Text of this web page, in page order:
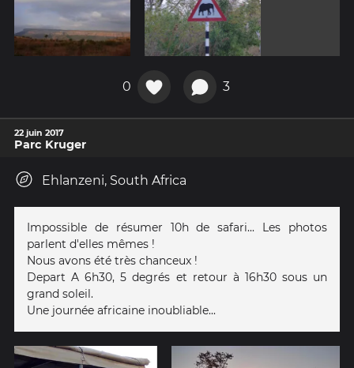
0 3
22 juin 2017
Parc Kruger
Ehlanzeni, South Africa
Impossible de résumer 10h de safari... Les photos
parlent d'elles mêmes !
Nous avons été très chanceux !
Depart A 6h30, 5 degrés et retour à 16h30 sous un
grand soleil.
Une journée africaine inoubliable...